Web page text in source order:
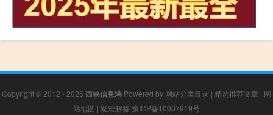
Copyright © 2012 - 2026 西峡信息港 Powered by 网站分类目录 | 精选推荐文章 | 网
站地图 | 疑难解答 豫ICP备10007919号